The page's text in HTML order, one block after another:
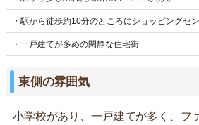
・駅から徒歩約10分のところにショッピングセ
・一戸建てが多めの閑静な住宅街
東側の雰囲気
小学校があり、一戸建てが多く、フ